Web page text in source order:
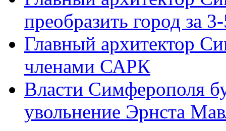
преобразить город за
Главный архитектор
членами САРК
Власти Симферополя
увольнение Эрнста